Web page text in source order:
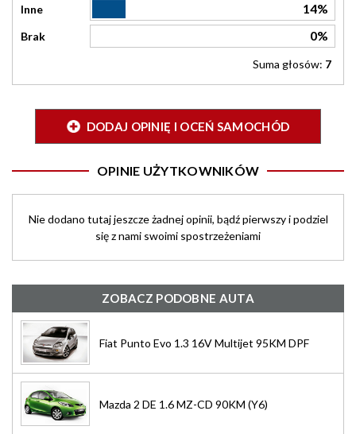
Inne 14%
Brak 0%
Suma głosów: 7
DODAJ OPINIĘ I OCEŃ SAMOCHÓD
OPINIE UŻYTKOWNIKÓW
Nie dodano tutaj jeszcze żadnej opinii, bądź pierwszy i podziel
się z nami swoimi spostrzeżeniami
ZOBACZ PODOBNE AUTA
Fiat Punto Evo 1.3 16V Multijet 95KM DPF
Mazda 2 DE 1.6 MZ-CD 90KM (Y6)